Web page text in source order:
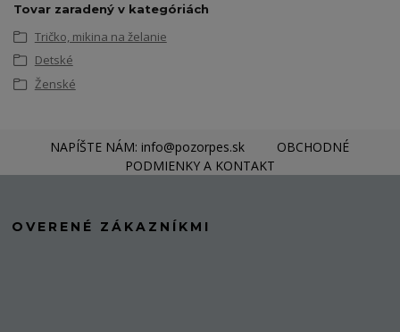
Tovar zaradený v kategóriách
Tričko, mikina na želanie
Detské
Ženské
NAPÍŠTE NÁM: info@pozorpes.sk
OBCHODNÉ
PODMIENKY A KONTAKT
OVERENÉ ZÁKAZNÍKMI